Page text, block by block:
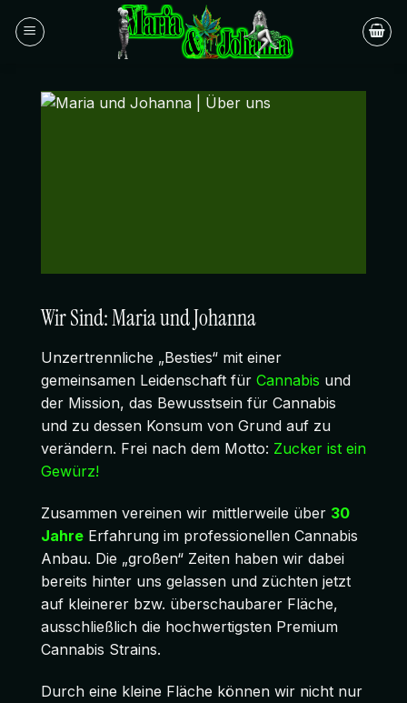
Inhalt
Wir Sind: Maria und Johanna
Unzertrennliche „Besties“ mit einer
gemeinsamen Leidenschaft für Cannabis und
der Mission, das Bewusstsein für Cannabis
und zu dessen Konsum von Grund auf zu
verändern. Frei nach dem Motto: Zucker ist ein
Gewürz!
Zusammen vereinen wir mittlerweile über 30
Jahre Erfahrung im professionellen Cannabis
Anbau. Die „großen“ Zeiten haben wir dabei
bereits hinter uns gelassen und züchten jetzt
auf kleinerer bzw. überschaubarer Fläche,
ausschließlich die hochwertigsten Premium
Cannabis Strains.
Durch eine kleine Fläche können wir nicht nur